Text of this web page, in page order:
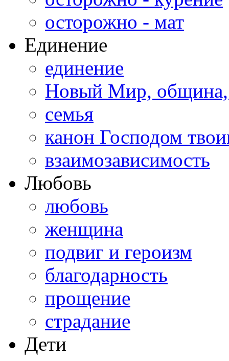
осторожно - мат
Единение
единение
Новый Мир,
семья
канон Господом
взаимозависимость
Любовь
любовь
женщина
подвиг и героизм
благодарность
прощение
страдание
Дети